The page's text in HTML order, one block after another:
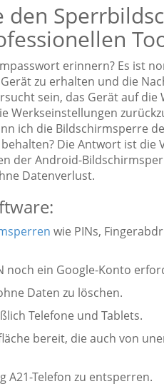
den
erinnern? Es ist
zu erhalten und die
sein, das Gerät auf die
Werkseinstellungen
ich die Bildschirmsperre
Die Antwort ist die
der Android-
Datenverlust.
wie PINs,
noch ein Google-Konto
Daten zu löschen.
Telefone und Tablets.
bereit, die auch von
A21-Telefon zu entsperren.